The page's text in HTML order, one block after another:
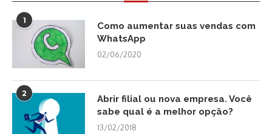
1
Como aumentar suas vendas com
WhatsApp
02/06/2020
2
Abrir filial ou nova empresa. Você
sabe qual é a melhor opção?
13/02/2018